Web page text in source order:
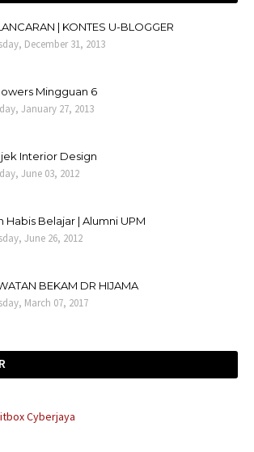
| KONTES U-BLOGGER
December 31, 2013
Mingguan 6
January 27, 2013
Interior Design
June 03, 2012
Habis Belajar | Alumni UPM
June 26, 2012
BEKAM DR HIJAMA
March 07, 2017
Cyberjaya